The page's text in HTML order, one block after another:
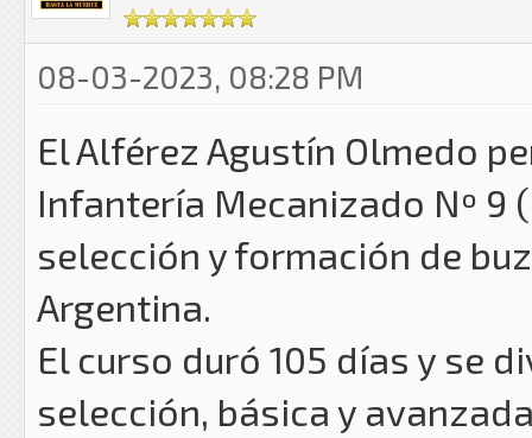
08-03-2023, 08:28 PM
El Alférez Agustín Olmedo
Infantería Mecanizado Nº 9
selección y formación de
Argentina.
El curso duró 105 días y se
selección, básica y